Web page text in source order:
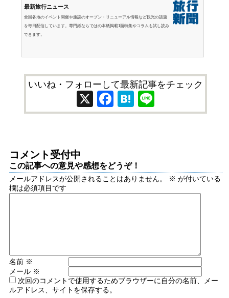
最新旅行ニュース
全国各地のイベント開催や施設のオープン・リニューアル情報など観光の話題
を毎日配信しています。専門紙ならではの本紙掲載1面特集やコラムも試し読み
できます。
いいね・フォローして最新記事をチェック
X Facebook
Hatena
コメント受付中
この記事への意見や感想をどうぞ！
メールアドレスが公開されることはありません。 ※ が付いている
欄は必須項目です
名前 ※
メール ※
次回のコメントで使用するためブラウザーに自分の名前、メー
ルアドレス、サイトを保存する。